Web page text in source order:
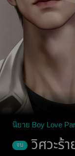
นิยาย Boy Love
จบ
วิศวะร้